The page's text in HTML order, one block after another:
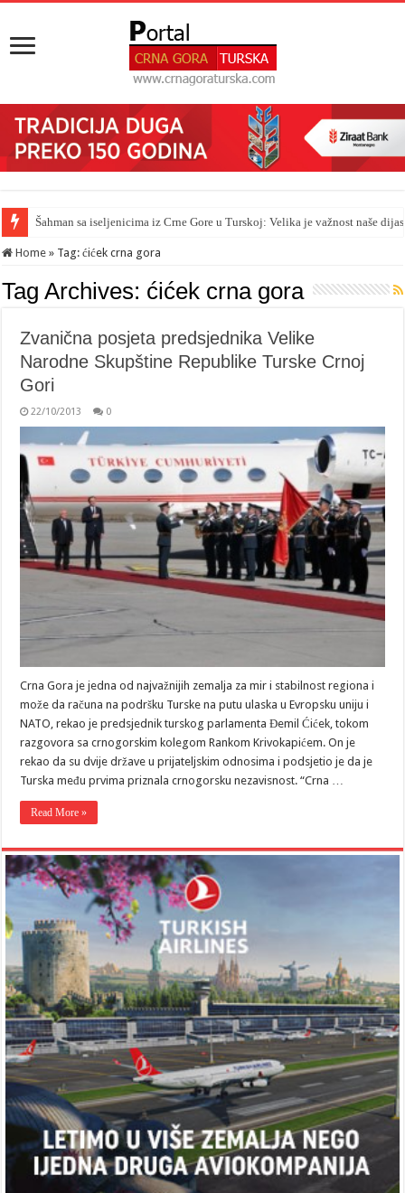
Šahman sa iseljenicima iz Crne Gore u Turskoj: Velika je važnost naše
Home » Tag:ćićek crna gora
Tag Archives: ćićek crna gora
Zvanična posjeta predsjednika Velike
Narodne Skupštine Republike Turske Crnoj
Gori
22/10/2013 0
Crna Gora je jedna od najvažnijih zemalja za mir i stabilnost regiona i
može da računa na podršku Turske na putu ulaska u Evropsku uniju i
NATO, rekao je predsjednik turskog parlamenta Đemil Ćićek, tokom
razgovora sa crnogorskim kolegom Rankom Krivokapićem. On je
rekao da su dvije države u prijateljskim odnosima i podsjetio je da je
Turska među prvima priznala crnogorsku nezavisnost. “Crna …
Read More »